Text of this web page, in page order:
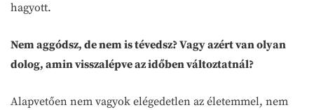
hagyott.
Nem aggódsz, de nem is tévedsz? Vagy azért van olyan
dolog, amin visszalépve az időben változtatnál?
Alapvetően nem vagyok elégedetlen az életemmel, nem